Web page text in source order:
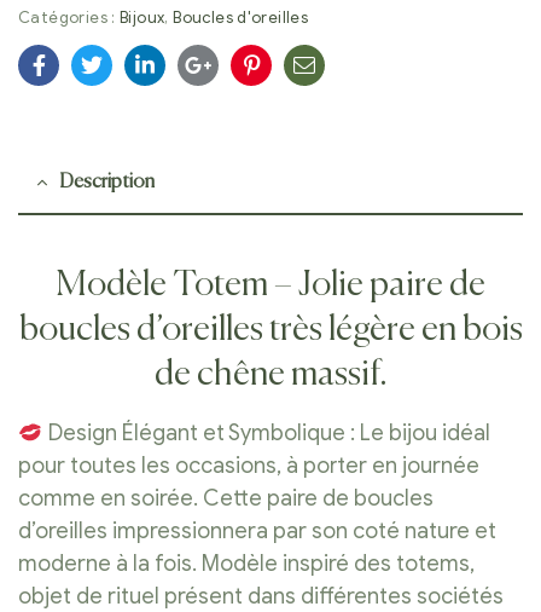
Catégories :Bijoux,Boucles d'oreilles
Facebook
TwitterLinkedinGoogle+Pinterest
E-
Description
Modèle Totem – Jolie paire de
boucles d’oreilles très légère en bois
de chêne massif.
Design Élégant et Symbolique : Le bijou idéal
pour toutes les occasions, à porter en journée
comme en soirée. Cette paire de boucles
d’oreilles impressionnera par son coté nature et
moderne à la fois. Modèle inspiré des totems,
objet de rituel présent dans différentes sociétés